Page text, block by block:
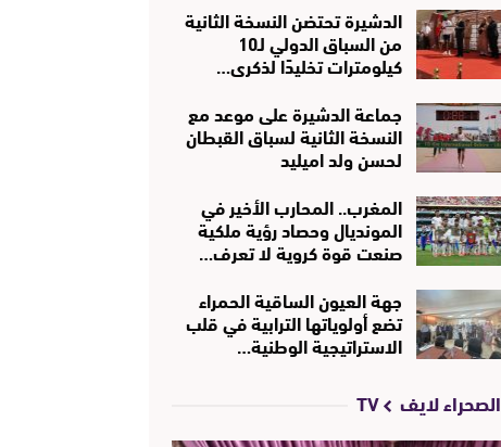
الدشيرة تحتضن النسخة الثانية
من السباق الدولي لـ10
كيلومترات تخليدًا لذكرى…
جماعة الدشيرة على موعد مع
النسخة الثانية لسباق القبطان
لحسن ولد اميليد
المغرب.. المحارب الأخير في
المونديال وحصاد رؤية ملكية
صنعت قوة كروية لا تعرف…
جهة العيون الساقية الحمراء
تضع أولوياتها الترابية في قلب
الاستراتيجية الوطنية…
الصحراء لايف TV